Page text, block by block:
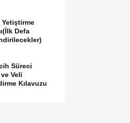
Defa
Süreci
Veli
Kılavuzu